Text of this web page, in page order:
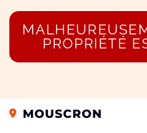
PROPRIÉTÉ
MOUSCRON